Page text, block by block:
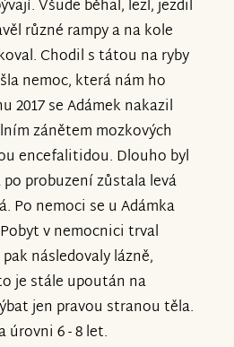
Všude běhal, lezl, jezdil
různé rampy a na kole
Chodil s tátou na ryby
nemoc, která nám ho
2017 se Adámek nakazil
zánětem mozkových
encefalitidou. Dlouho byl
probuzení zůstala levá
Po nemoci se u Adámka
v nemocnici trval
následovaly lázně,
je stále upoután na
jen pravou stranou těla.
úrovni 6 - 8 let.